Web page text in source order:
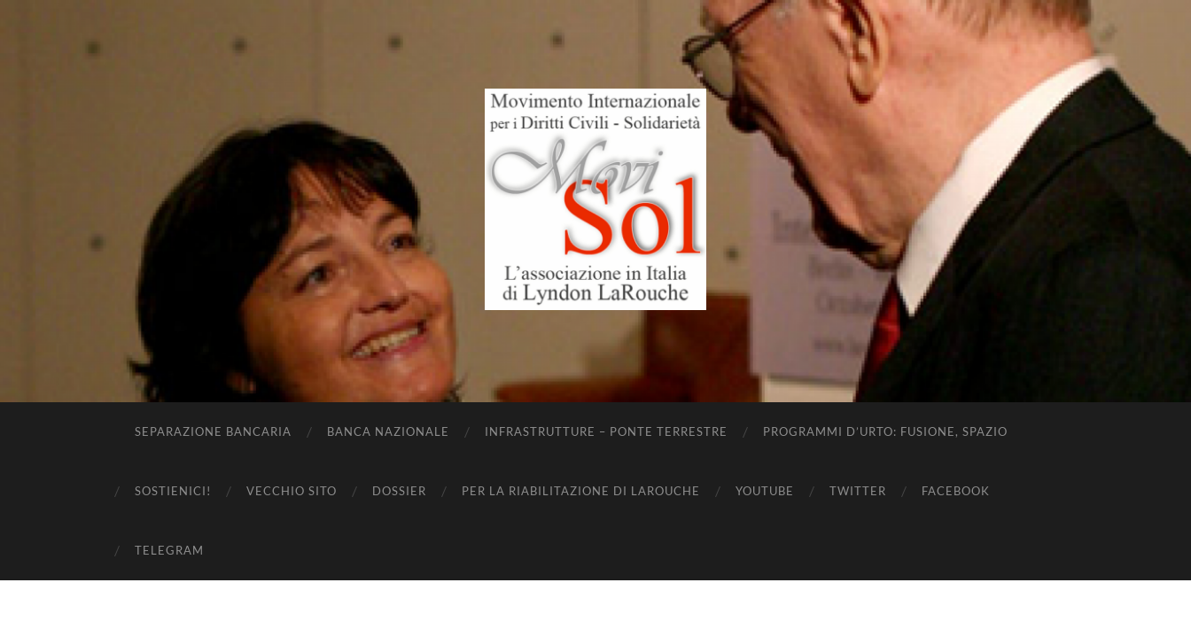
SEPARAZIONE BANCARIA BANCA NAZIONALE INFRASTRUTTURE – PONTE TERRESTRE PROGRAMMI D’URTO: FUSIONE, SPAZIO
SOSTIENICI! VECCHIO SITO DOSSIER PER LA RIABILITAZIONE DI LAROUCHE YOUTUBE TWITTER FACEBOOK
TELEGRAM